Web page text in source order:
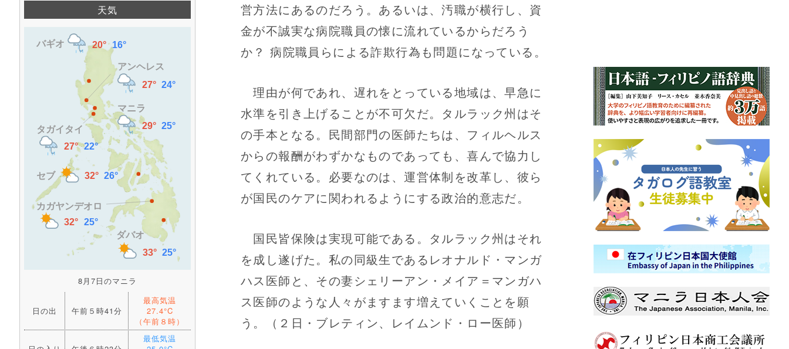
天気
8月7日のマニラ
日の出 午前５時41分
最高気温
27.4°C
（午前８時）
最低気温
営方法にあるのだろう。あるいは、汚職が横行し、資
金が不誠実な病院職員の懐に流れているからだろう
か？ 病院職員らによる詐欺行為も問題になっている。
理由が何であれ、遅れをとっている地域は、早急に
水準を引き上げることが不可欠だ。タルラック州はそ
の手本となる。民間部門の医師たちは、フィルヘルス
からの報酬がわずかなものであっても、喜んで協力し
てくれている。必要なのは、運営体制を改革し、彼ら
が国民のケアに関われるようにする政治的意志だ。
国民皆保険は実現可能である。タルラック州はそれ
を成し遂げた。私の同級生であるレオナルド・マンガ
ハス医師と、その妻シェリーアン・メイア＝マンガハ
ス医師のような人々がますます増えていくことを願
う。（２日・ブレティン、レイムンド・ロー医師）